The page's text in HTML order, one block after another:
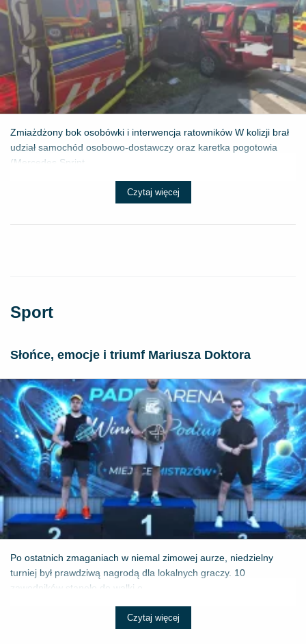
Zmiażdżony bok osobówki i interwencja ratowników W kolizji brał
udział samochód osobowo-dostawczy oraz karetka pogotowia
(Mercedes Sprint...
Czytaj więcej
Sport
Słońce, emocje i triumf Mariusza Doktora
Po ostatnich zmaganiach w niemal zimowej aurze, niedzielny
turniej był prawdziwą nagrodą dla lokalnych graczy. 10
zawodników stanęło do walki o ...
Czytaj więcej